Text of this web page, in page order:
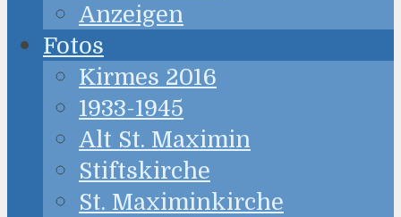
Anzeigen
Fotos
Kirmes 2016
1933-1945
Alt St. Maximin
Stiftskirche
St. Maximinkirche